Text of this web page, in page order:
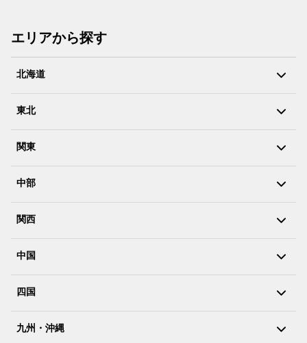
エリアから探す
北海道
東北
関東
中部
関西
中国
四国
九州・沖縄